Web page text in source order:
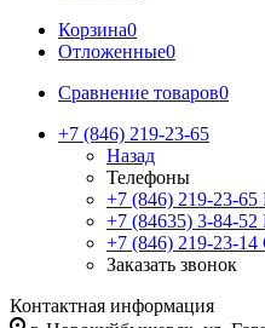
Корзина0
Отложенные0
Сравнение товаров0
+7 (846) 219-23-65
Назад
Телефоны
+7 (846) 219-23-65
+7 (84635) 3-84-52
+7 (846) 219-23-14
Заказать звонок
Контактная информация